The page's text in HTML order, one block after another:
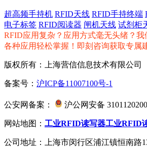
超高频手持机 RFID天线 RFID手持终端
电子标签 RFID阅读器 闸机天线 试剂柜
RFID应用复杂？应用方式毫无头绪？我
各种应用轻松掌握！即刻咨询获取专属
版权所有：上海营信信息技术有限公司
备案号： 沪ICP备11007100号-1
公安网备案： 沪公网安备
网站地图： 工业RFID读写器工业RFID
公司地址：上海市闵行区浦江镇恒南路